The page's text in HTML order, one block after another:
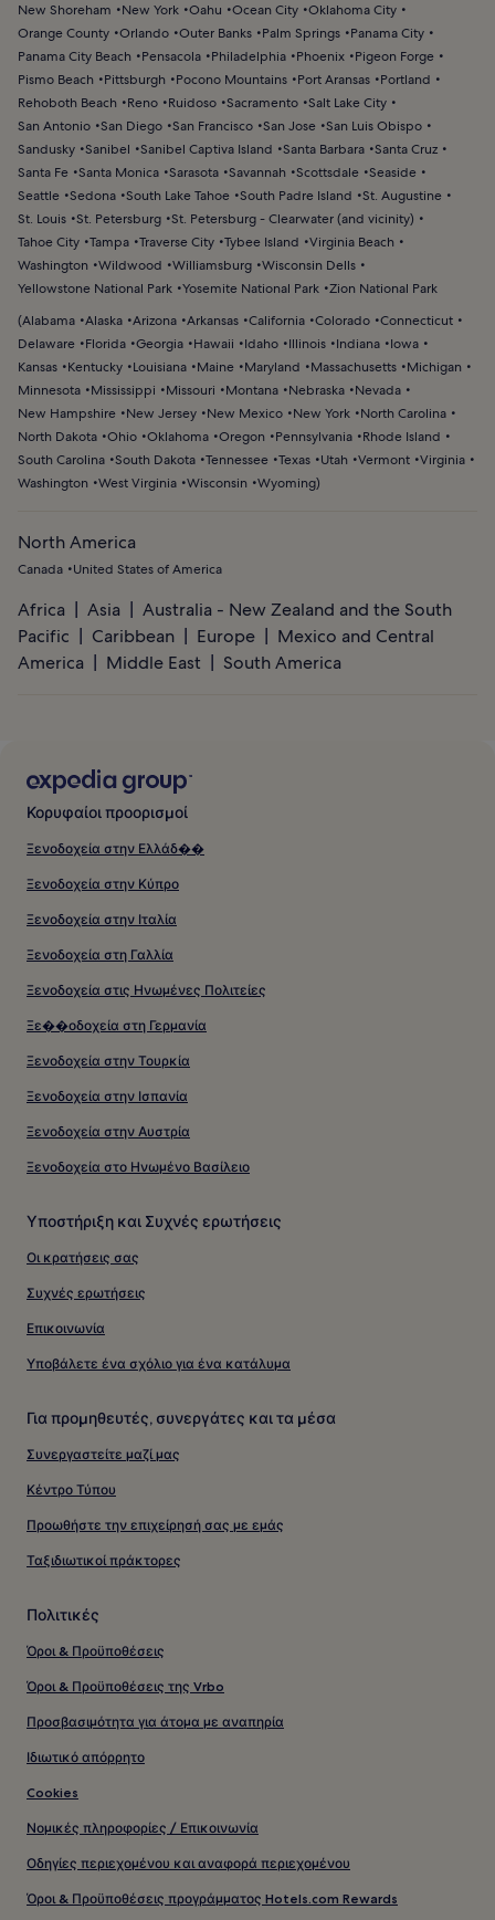
New Shoreham
New York Oahu Ocean City Oklahoma City
Orange County Orlando Outer Banks Palm Springs
Panama City
Panama City Beach
Pensacola Philadelphia Phoenix
Pigeon Forge
Pismo Beach
Pittsburgh Pocono Mountains Port Aransas
Portland
Rehoboth Beach
Reno Ruidoso Sacramento Salt Lake City
San Antonio San Diego San Francisco San Jose San Luis Obispo
Sandusky Sanibel Sanibel Captiva Island Santa Barbara Santa Cruz
Santa Fe Santa Monica Sarasota Savannah Scottsdale Seaside
Seattle Sedona South Lake Tahoe South Padre Island
St. Augustine
St. Louis St. Petersburg St. Petersburg - Clearwater (and vicinity)
Tahoe City Tampa Traverse City Tybee Island
Virginia Beach
Washington
Wildwood Williamsburg Wisconsin Dells
Yellowstone National Park Yosemite National Park Zion National Park
(Alabama Alaska Arizona Arkansas California Colorado Connecticut
Delaware
Florida Georgia Hawaii Idaho Illinois Indiana
Iowa
Kansas
Kentucky Louisiana Maine Maryland Massachusetts
Michigan
Minnesota
Mississippi Missouri Montana Nebraska
Nevada
New Hampshire
New Jersey New Mexico New York
North Carolina
North Dakota Ohio Oklahoma Oregon Pennsylvania
Rhode Island
South Carolina South Dakota Tennessee Texas Utah Vermont Virginia
Washington
West Virginia Wisconsin Wyoming)
North America
Canada United States of America
Africa Asia
Australia - New Zealand and the South
Pacific
Caribbean Europe
Mexico and Central
America
Middle East South America
Κορυφαίοι προορισμοί
Ξενοδοχεία στην Ελλάδ��
Ξενοδοχεία στην Κύπρο
Ξενοδοχεία στην Ιταλία
Ξενοδοχεία στη Γαλλία
Ξενοδοχεία στις Ηνωμένες Πολιτείες
Ξε��οδοχεία στη Γερμανία
Ξενοδοχεία στην Τουρκία
Ξενοδοχεία στην Ισπανία
Ξενοδοχεία στην Αυστρία
Ξενοδοχεία στο Ηνωμένο Βασίλειο
Υποστήριξη και Συχνές ερωτήσεις
Οι κρατήσεις σας
Συχνές ερωτήσεις
Επικοινωνία
Υποβάλετε ένα σχόλιο για ένα κατάλυμα
Για προμηθευτές, συνεργάτες και τα μέσα
Συνεργαστείτε μαζί μας
Κέντρο Τύπου
Προωθήστε την επιχείρησή σας με εμάς
Ταξιδιωτικοί πράκτορες
Πολιτικές
Όροι & Προϋποθέσεις
Όροι & Προϋποθέσεις της Vrbo
Προσβασιμότητα για άτομα με αναπηρία
Ιδιωτικό απόρρητο
Cookies
Νομικές πληροφορίες / Επικοινωνία
Οδηγίες περιεχομένου και αναφορά περιεχομένου
Όροι & Προϋποθέσεις προγράμματος Hotels.com Rewards